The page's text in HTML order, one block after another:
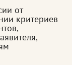
от
критериев